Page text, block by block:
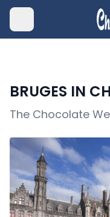
BRUGES IN
The Chocolate